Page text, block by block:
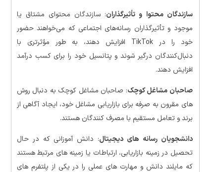
سازندگان محتوا و تأثیرگذاران: سازندگان محتوای مشتاق یا
موجود و تأثیرگذاران رسانه‌های اجتماعی که می‌خواهند حضور
خود را در TikTok افزایش دهند، به طور مؤثرتری با
دنبال‌کنندگان درگیر شوند و پتانسیل خود را برای کسب درآمد
افزایش دهند.
صاحبان مشاغل کوچک: صاحبان مشاغل کوچک به دنبال روش
های مقرون به صرفه برای بازاریابی مشاغل خود، ایجاد آگاهی از
برند و تعامل مستقیم با مصرف کنندگان هستند.
دانشجویان رسانه های دیجیتال: دانش آموزانی که در حال
تحصیل در زمینه بازاریابی، ارتباطات یا زمینه های مرتبط هستند
که مایلند دانش و مهارت های عملی را در یکی از پلتفرم های